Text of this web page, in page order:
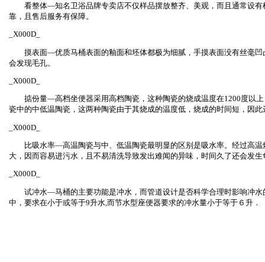
看整体—知名卫浴品牌专卖店不仅样品摆放整齐、美观，而且通常设有
靠，且售后服务有保障。
_X000D_
摸表面—优质马桶表面的釉面和坯体都极为细腻，手摸表面没有丝毫凹
会发现毛孔。
_X000D_
掂份量—高档坐便器采用高档陶瓷，这种陶瓷的烧成温度在1200度以上
瓷中的中低温陶瓷，这两种陶瓷由于其烧成的温度低，烧成的时间短，因
_X000D_
比吸水率—高温陶瓷与中、低温陶瓷最明显的区别是吸水率。经过高温
大，因而容易进污水，且不易清洗导致发出难闻的异味，时间久了还会
_X000D_
试冲水—马桶的主要功能是冲水，而管道设计是否科学合理时影响冲水
中，要求在小于或等于9升水,而节水型座便器要求的冲水量小于等于６升．